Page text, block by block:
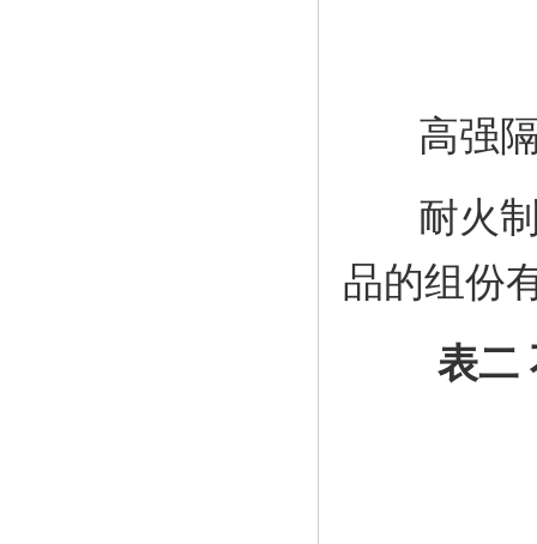
高强隔
耐火制
品的组份
表二